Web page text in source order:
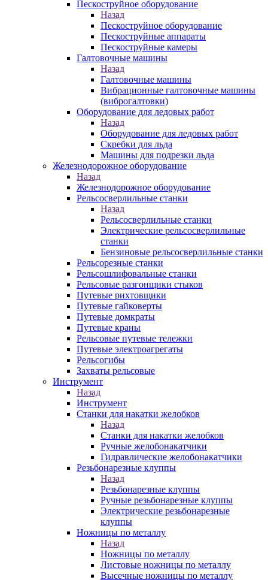
Пескоструйное оборудование
Назад
Пескоструйное оборудование
Пескоструйные аппараты
Пескоструйные камеры
Галтовочные машины
Назад
Галтовочные машины
Вибрационные галтовочные машины
(виброгалтовки)
Оборудование для ледовых работ
Назад
Оборудование для ледовых работ
Скребки для льда
Машины для подрезки льда
Железнодорожное оборудование
Назад
Железнодорожное оборудование
Рельсосверлильные станки
Назад
Рельсосверлильные станки
Электрические рельсосверлильные
станки
Бензиновые рельсосверлильные станки
Рельсорезные станки
Рельсошлифовальные станки
Рельсовые разгонщики стыков
Путевые рихтовщики
Путевые гайковерты
Путевые домкраты
Путевые краны
Рельсовые путевые тележки
Путевые электроагрегаты
Рельсогибы
Захваты рельсовые
Инструмент
Назад
Инструмент
Станки для накатки желобков
Назад
Станки для накатки желобков
Ручные желобонакатчики
Гидравлические желобонакатчики
Резьбонарезные клуппы
Назад
Резьбонарезные клуппы
Ручные резьбонарезные клуппы
Электрические резьбонарезные
клуппы
Ножницы по металлу
Назад
Ножницы по металлу
Листовые ножницы по металлу
Высечные ножницы по металлу